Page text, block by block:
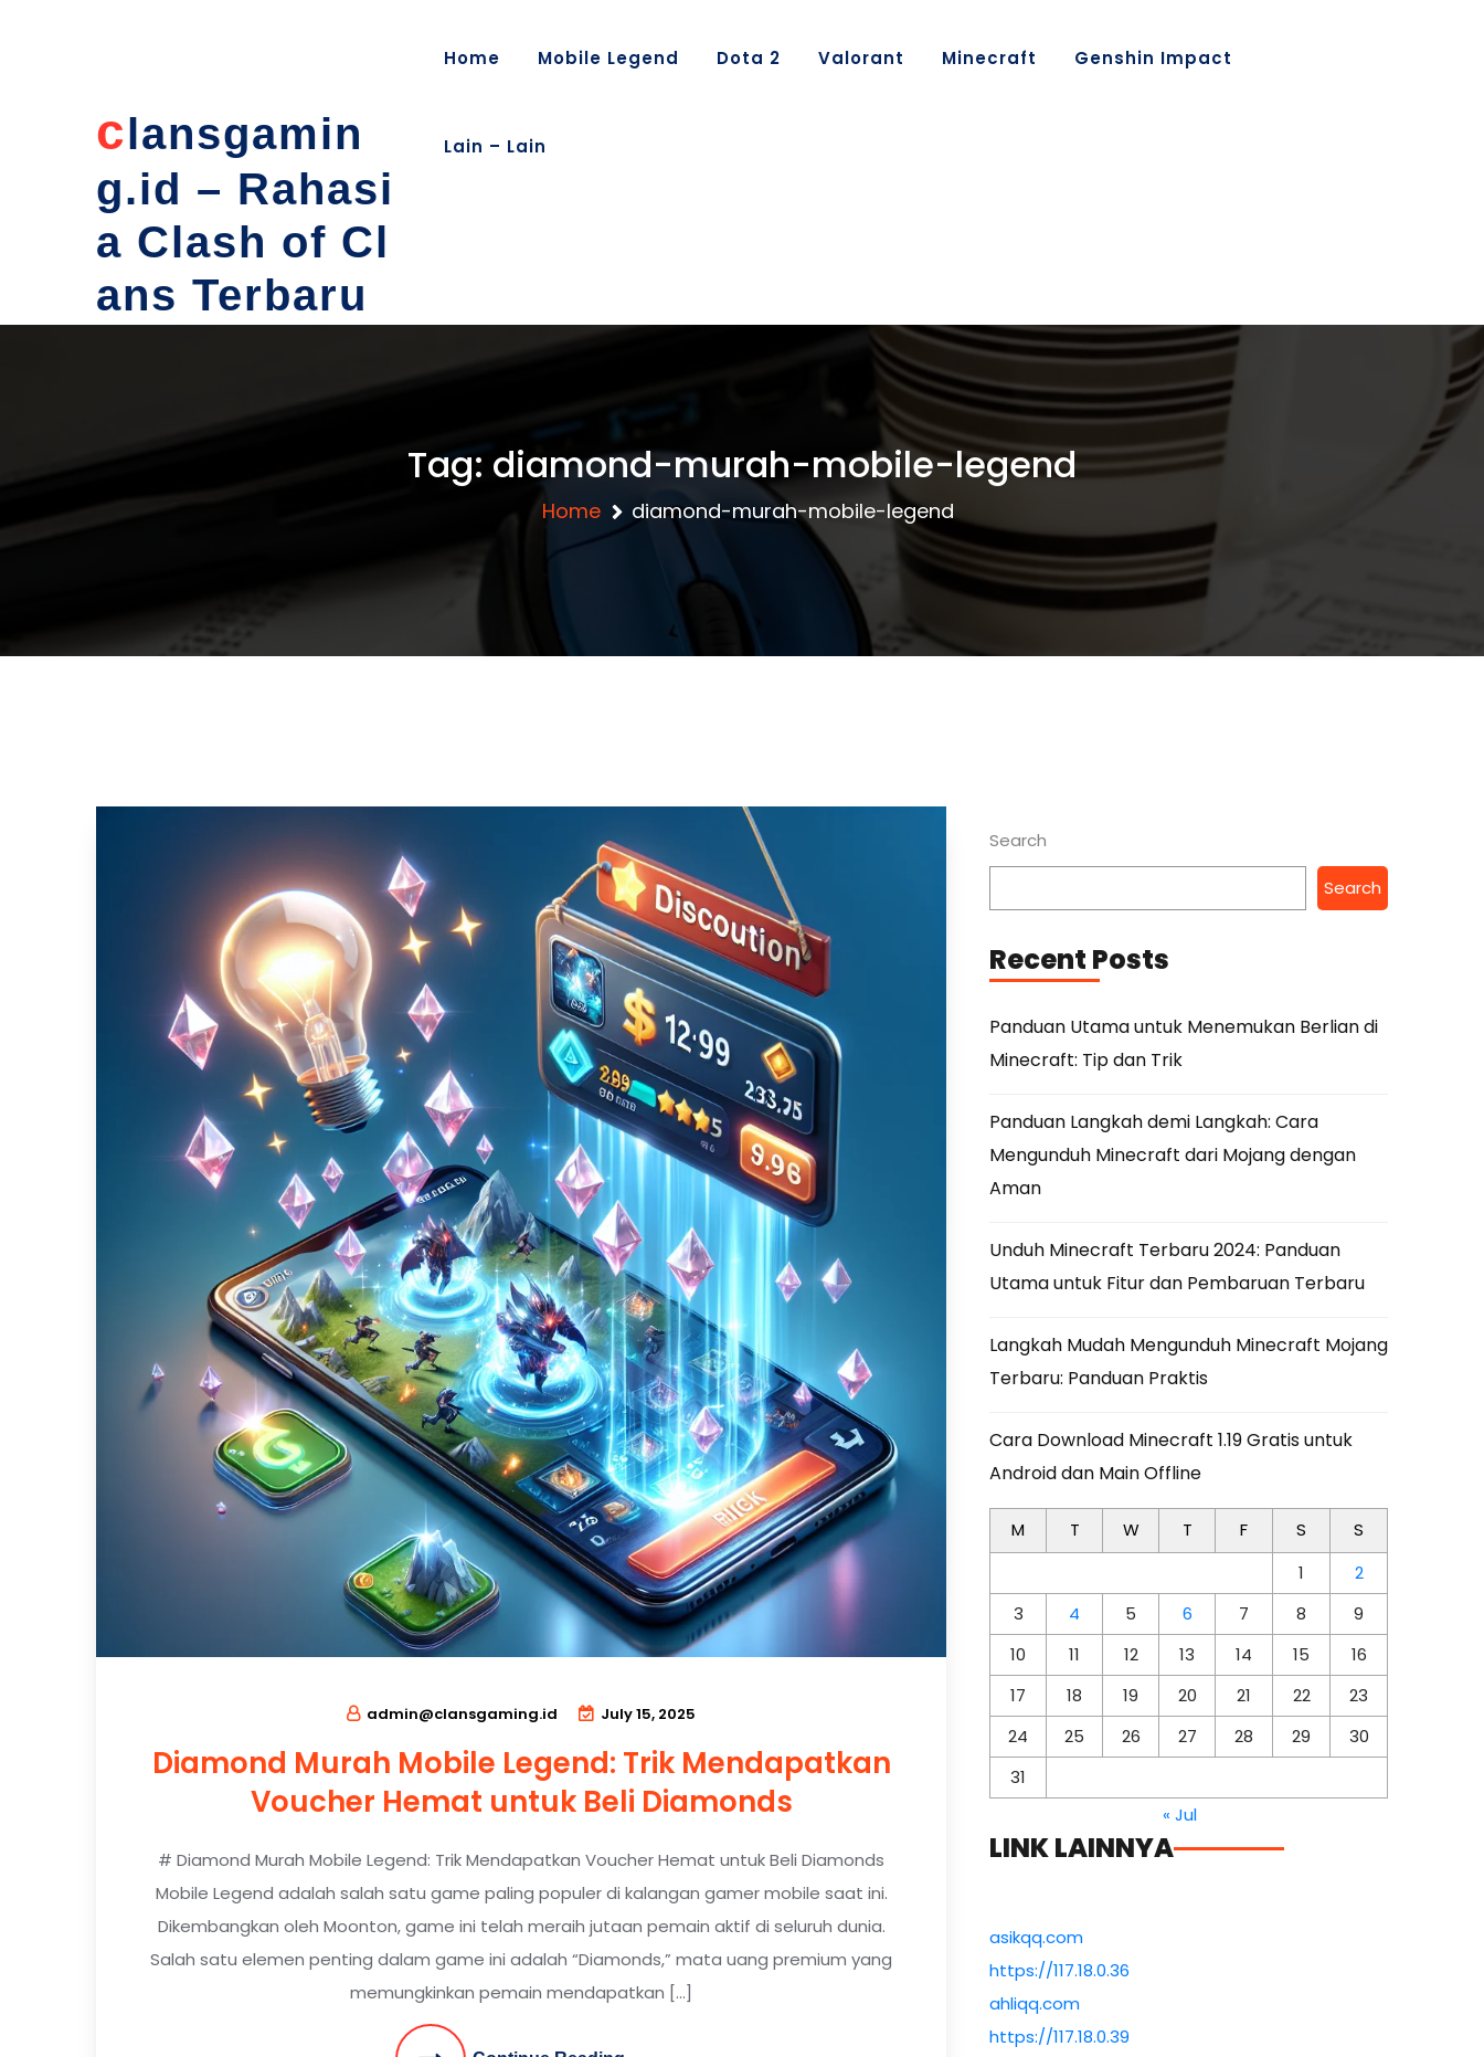
clansgamin
g.id – Rahasi
a Clash of Cl
ans Terbaru
Home Mobile Legend Dota 2 Valorant Minecraft Genshin Impact
Lain – Lain
Tag: diamond-murah-mobile-legend
Home diamond-murah-mobile-legend
admin@clansgaming.id July 15, 2025
Diamond Murah Mobile Legend: Trik Mendapatkan
Voucher Hemat untuk Beli Diamonds
# Diamond Murah Mobile Legend: Trik Mendapatkan Voucher Hemat untuk Beli Diamonds
Mobile Legend adalah salah satu game paling populer di kalangan gamer mobile saat ini.
Dikembangkan oleh Moonton, game ini telah meraih jutaan pemain aktif di seluruh dunia.
Salah satu elemen penting dalam game ini adalah “Diamonds,” mata uang premium yang
memungkinkan pemain mendapatkan […]
Search
Search
Recent Posts
Panduan Utama untuk Menemukan Berlian di
Minecraft: Tip dan Trik
Panduan Langkah demi Langkah: Cara
Mengunduh Minecraft dari Mojang dengan
Aman
Unduh Minecraft Terbaru 2024: Panduan
Utama untuk Fitur dan Pembaruan Terbaru
Langkah Mudah Mengunduh Minecraft Mojang
Terbaru: Panduan Praktis
Cara Download Minecraft 1.19 Gratis untuk
Android dan Main Offline
M T W T F S
S
1
2
3
4 5 6 7 8
9
10
11 12 13 14 15
16
17
18 19 20 21 22
23
24
25 26 27 28 29
30
31
« Jul
LINK LAINNYA
asikqq.com
https://117.18.0.36
ahliqq.com
https://117.18.0.39